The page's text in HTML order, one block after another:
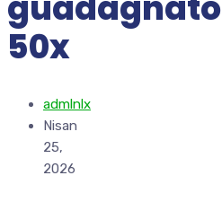
50x
admlnlx
Nisan
25,
2026